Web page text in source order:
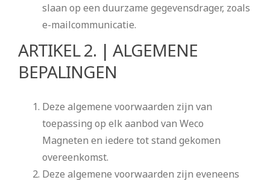
slaan op een duurzame gegevensdrager, zoals
e-mailcommunicatie.
ARTIKEL 2. | ALGEMENE
BEPALINGEN
Deze algemene voorwaarden zijn van
toepassing op elk aanbod van Weco
Magneten en iedere tot stand gekomen
overeenkomst.
Deze algemene voorwaarden zijn eveneens